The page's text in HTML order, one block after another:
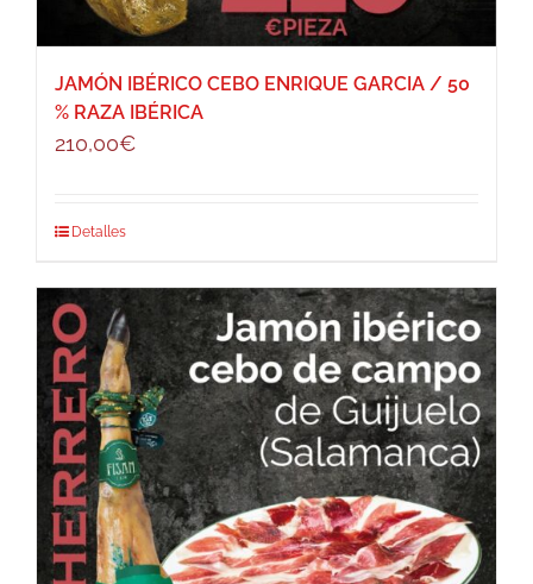
JAMÓN IBÉRICO CEBO ENRIQUE GARCIA / 50
% RAZA IBÉRICA
210,00€
Detalles